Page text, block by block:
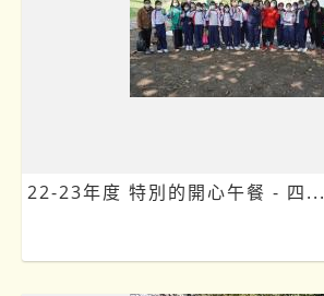
22-23年度 特別的開心午餐 - 四...